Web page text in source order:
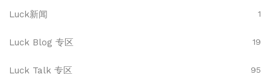
Luck新闻 1
Luck Blog 专区 19
Luck Talk 专区 95